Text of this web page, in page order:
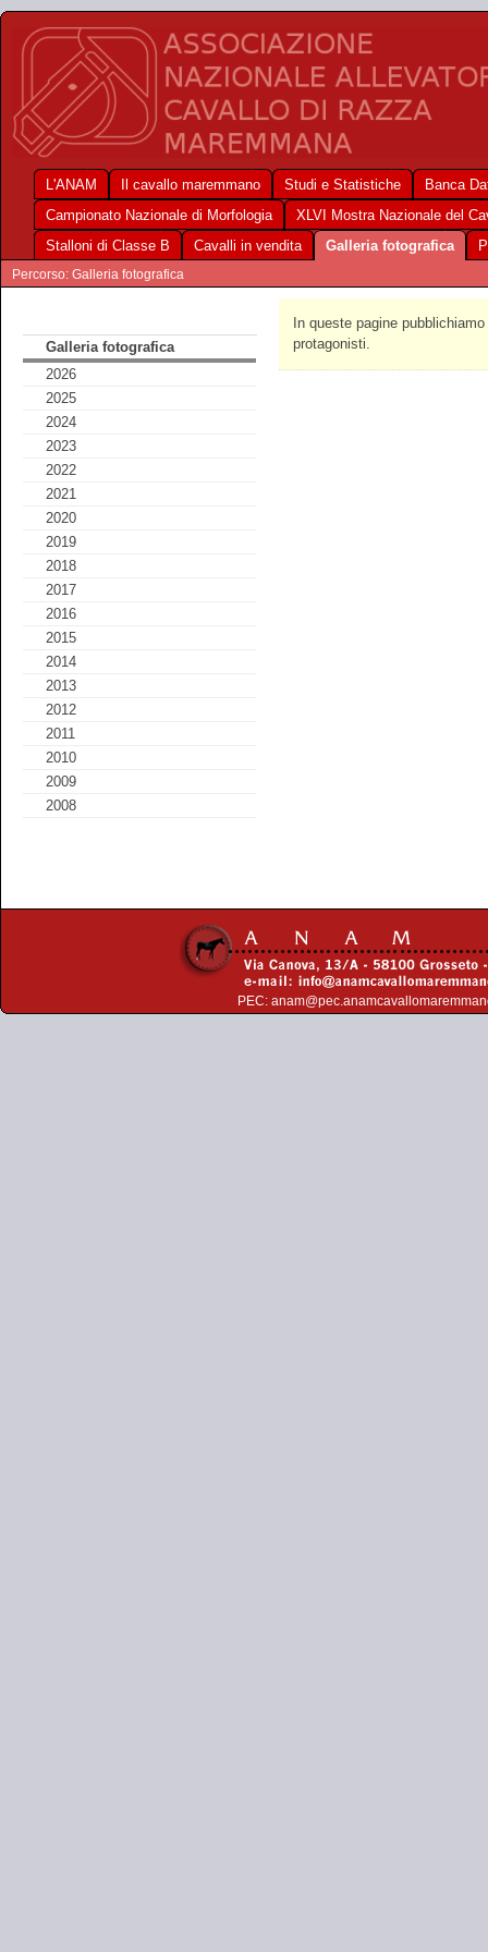
L'ANAM Il cavallo maremmano Studi e Statistiche
Banca
Campionato Nazionale di Morfologia
XLVI Mostra Nazionale del
Stalloni di Classe B
Cavalli in vendita Galleria fotografica
Percorso: Galleria fotografica
Galleria fotografica
2026
2025
2024
2023
2022
2021
2020
2019
2018
2017
2016
2015
2014
2013
2012
2011
2010
2009
2008
In queste pagine
protagonisti.
PEC: